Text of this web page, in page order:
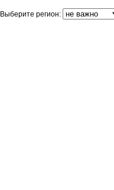
Выберите регион: